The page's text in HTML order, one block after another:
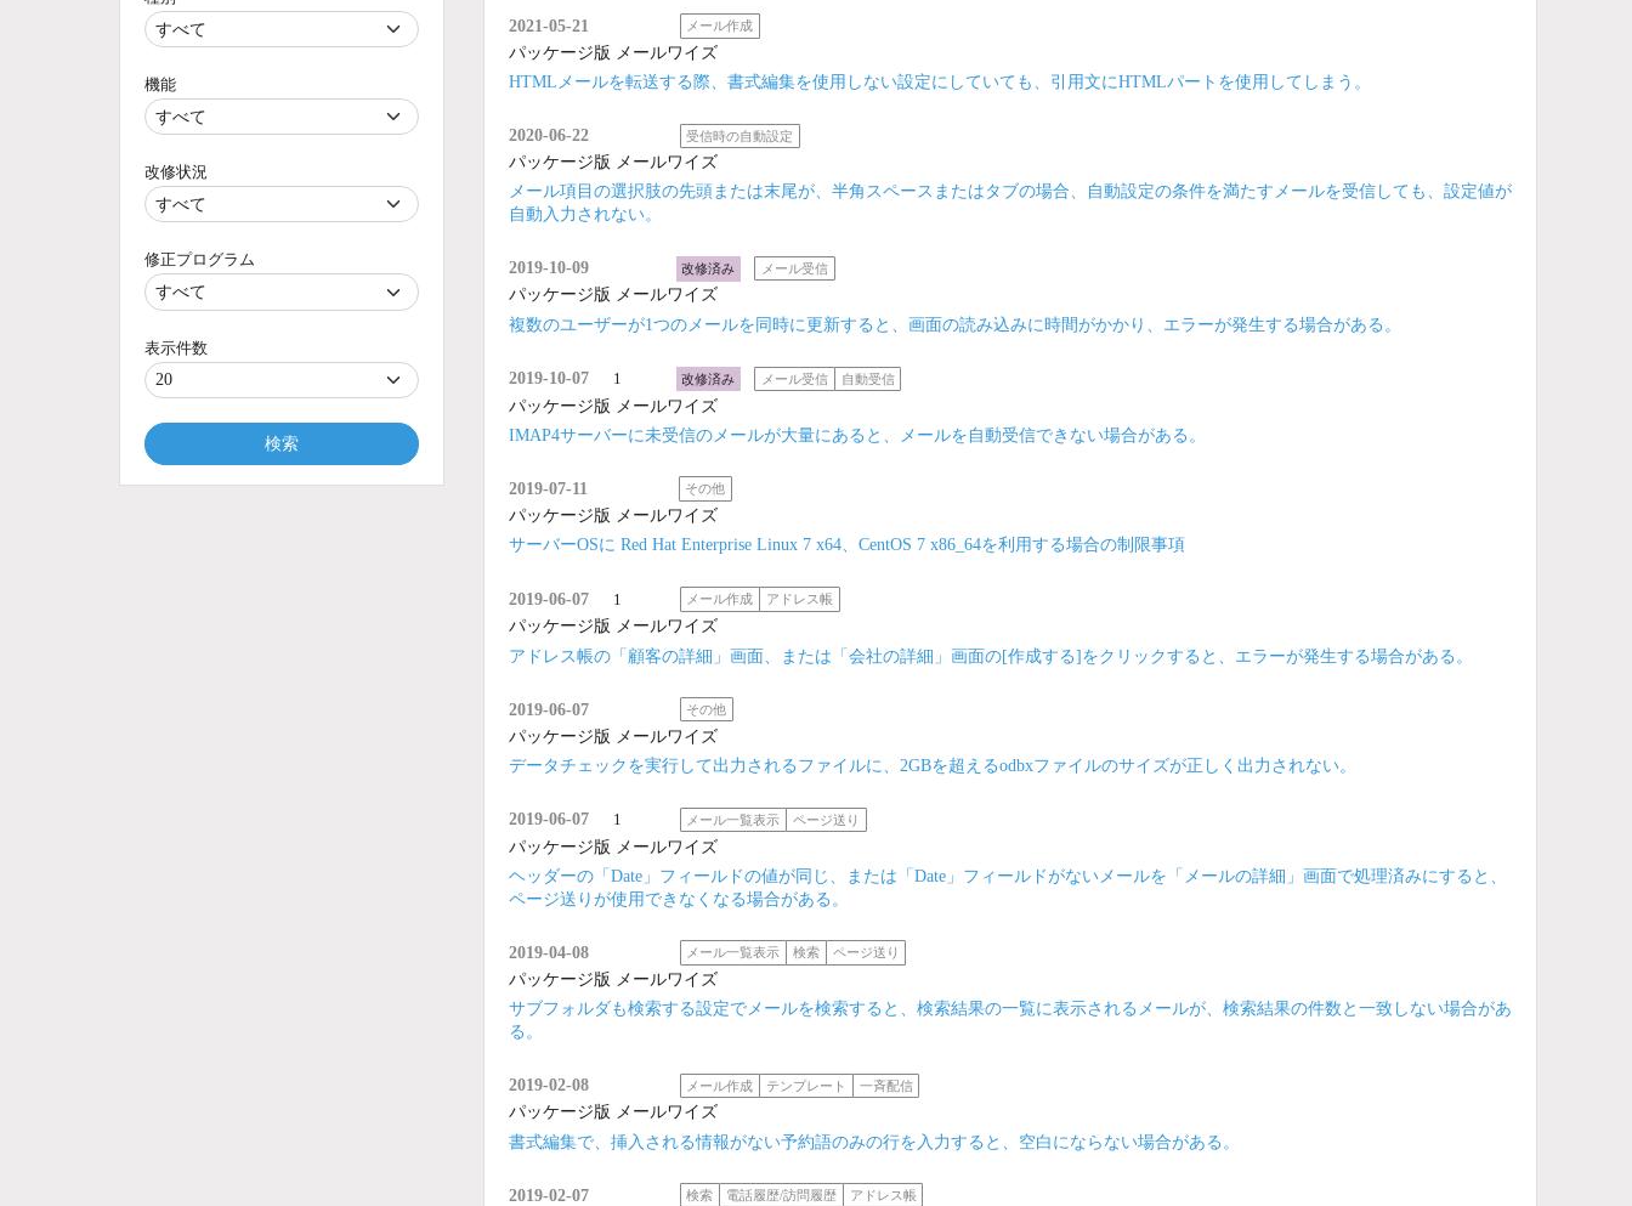
2021-05-21 メール作成
パッケージ版 メールワイズ
HTMLメールを転送する際、書式編集を使用しない設定にしていても、引用文にHTMLパートを使用してしまう。
2020-06-22 受信時の自動設定
パッケージ版 メールワイズ
メール項目の選択肢の先頭または末尾が、半角スペースまたはタブの場合、自動設定の条件を満たすメールを受信しても、設定値が
自動入力されない。
2019-10-09 改修済み メール受信
パッケージ版 メールワイズ
複数のユーザーが1つのメールを同時に更新すると、画面の読み込みに時間がかかり、エラーが発生する場合がある。
2019-10-07 1 改修済み メール受信 自動受信
パッケージ版 メールワイズ
IMAP4サーバーに未受信のメールが大量にあると、メールを自動受信できない場合がある。
2019-07-11 その他
パッケージ版 メールワイズ
サーバーOSに Red Hat Enterprise Linux 7 x64、CentOS 7 x86_64を利用する場合の制限事項
2019-06-07 1 メール作成 アドレス帳
パッケージ版 メールワイズ
アドレス帳の「顧客の詳細」画面、または「会社の詳細」画面の[作成する]をクリックすると、エラーが発生する場合がある。
2019-06-07 その他
パッケージ版 メールワイズ
データチェックを実行して出力されるファイルに、2GBを超えるodbxファイルのサイズが正しく出力されない。
2019-06-07 1 メール一覧表示 ページ送り
パッケージ版 メールワイズ
ヘッダーの「Date」フィールドの値が同じ、または「Date」フィールドがないメールを「メールの詳細」画面で処理済みにすると、
ページ送りが使用できなくなる場合がある。
2019-04-08 メール一覧表示 検索 ページ送り
パッケージ版 メールワイズ
サブフォルダも検索する設定でメールを検索すると、検索結果の一覧に表示されるメールが、検索結果の件数と一致しない場合があ
る。
2019-02-08 メール作成 テンプレート 一斉配信
パッケージ版 メールワイズ
書式編集で、挿入される情報がない予約語のみの行を入力すると、空白にならない場合がある。
2019-02-07 検索 電話履歴/訪問履歴 アドレス帳
機能
改修状況
修正プログラム
表示件数
検索